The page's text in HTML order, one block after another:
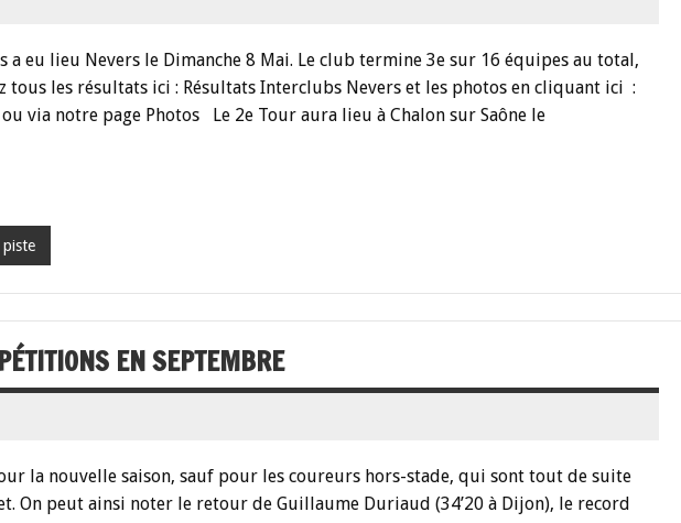
a eu lieu Nevers le Dimanche 8 Mai. Le club termine 3e sur 16 équipes au total,
tous les résultats ici : Résultats Interclubs Nevers et les photos en cliquant ici :
via notre page Photos Le 2e Tour aura lieu à Chalon sur Saône le
EN SEPTEMBRE
la nouvelle saison, sauf pour les coureurs hors-stade, qui sont tout de suite
On peut ainsi noter le retour de Guillaume Duriaud (34’20 à Dijon), le record